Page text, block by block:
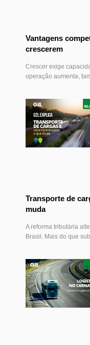
Vantagens
crescerem
Crescer exige
operação aumenta,
Transporte de
muda
A reforma tributária
Brasil. Mais do que